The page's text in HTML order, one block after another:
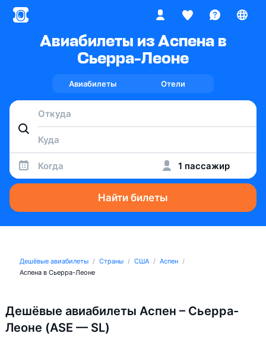
Авиабилеты из Аспена в
Сьерра-Леоне
Авиабилеты Отели
Когда 1 пассажир
Найти билеты
Дешёвые авиабилеты Страны США
Аспен
Аспена в Сьерра-Леоне
Дешёвые авиабилеты Аспен – Сьерра-
Леоне (ASE — SL)